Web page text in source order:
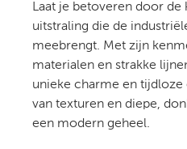
Laat je betoveren door de
uitstraling die de
meebrengt. Met zijn
materialen en strakke
unieke charme en
van texturen en diepe,
een modern geheel.